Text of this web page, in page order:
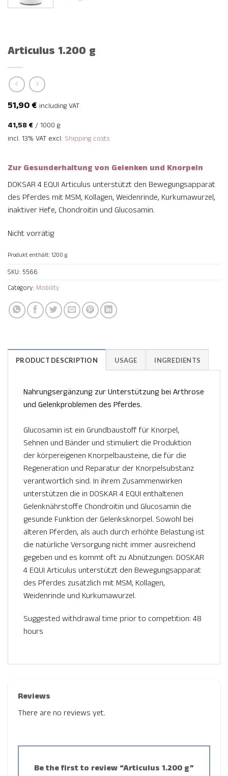
Articulus 1.200 g
51,90€ including VAT
41,58 € / 1000 g
incl. 13% VAT excl. Shipping costs
Zur Gesunderhaltung von Gelenken und Knorpeln
DOKSAR 4 EQUI Articulus unterstützt den Bewegungsapparat
des Pferdes mit MSM, Kollagen, Weidenrinde, Kurkumawurzel,
inaktiver Hefe, Chondroitin und Glucosamin.
Nicht vorrätig
Produkt enthält: 1200 g
SKU: 5566
Category: Mobility
PRODUCT DESCRIPTION USAGE INGREDIENTS
Nahrungsergänzung zur Unterstützung bei Arthrose
und Gelenkproblemen des Pferdes.
Glucosamin ist ein Grundbaustoff für Knorpel,
Sehnen und Bänder und stimuliert die Produktion
der körpereigenen Knorpelbausteine, die für die
Regeneration und Reparatur der Knorpelsubstanz
verantwortlich sind. In ihrem Zusammenwirken
unterstützen die in DOSKAR 4 EQUI enthaltenen
Gelenknährstoffe Chondroitin und Glucosamin die
gesunde Funktion der Gelenksknorpel. Sowohl bei
älteren Pferden, als auch durch erhöhte Belastung ist
die natürliche Versorgung nicht immer ausreichend
gegeben und es kommt oft zu Abnützungen. DOSKAR
4 EQUI Articulus unterstützt den Bewegungsapparat
des Pferdes zusätzlich mit MSM, Kollagen,
Weidenrinde und Kurkumawurzel.
Suggested withdrawal time prior to competition: 48
hours
Reviews
There are no reviews yet.
Be the first to review “Articulus 1.200 g”